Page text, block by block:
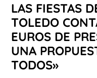
LAS FIESTAS
TOLEDO
EUROS DE
UNA
TODOS»